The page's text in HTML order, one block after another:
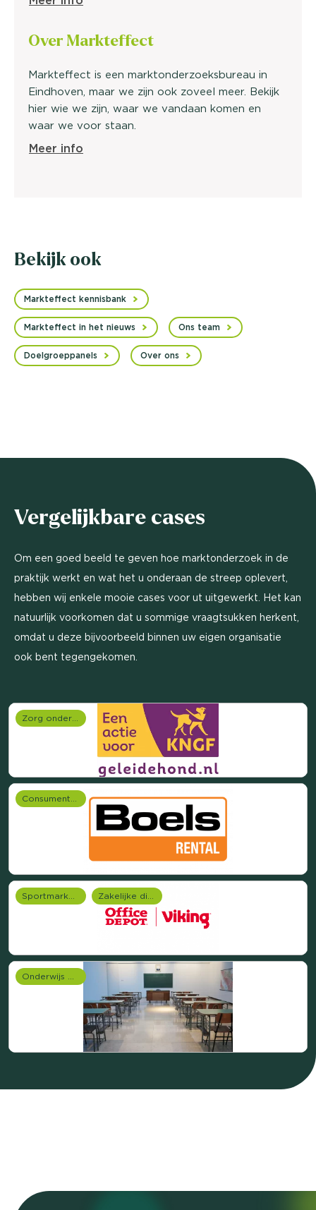
Over Markteffect
Markteffect is een marktonderzoeksbureau in
Eindhoven, maar we zijn ook zoveel meer. Bekijk
hier wie we zijn, waar we vandaan komen en
waar we voor staan.
Meer info
Bekijk ook
Markteffect kennisbank
Markteffect in het nieuws Ons team
Doelgroeppanels Over ons
Vergelijkbare cases
Om een goed beeld te geven hoe marktonderzoek in de
praktijk werkt en wat het u onderaan de streep oplevert,
hebben wij enkele mooie cases voor ut uitgewerkt. Het kan
natuurlijk voorkomen dat u sommige vraagtsukken herkent,
omdat u deze bijvoorbeeld binnen uw eigen organisatie
ook bent tegengekomen.
Zorg onderzoek
Consumentenonderzoek
Sportmarketing onderzoek Zakelijke dienstverlening (B2B)
Onderwijs onderzoek